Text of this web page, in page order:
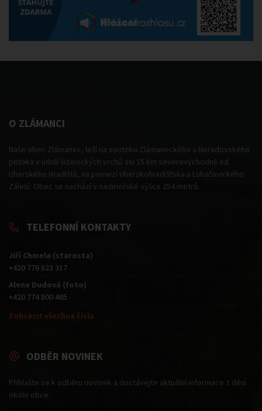
O ZLÁMANCI
Naše obec Zlámanec, leží na soutoku Zlámaneckého a Neradovského
potoka v údolí Vizovických vrchů asi 15 km severovýchodně od
Uherského Hradiště, na pomezí Uherskohradišťska a Luhačovického
Zálesí. Obec se nachází v nadmořské výšce 254 metrů.
TELEFONNÍ KONTAKTY
Jiří Chmela (starosta)
+420 776 823 317
Alena Dudová (foto)
+420 774 800 465
Zobrazit všechna čísla
ODBĚR NOVINEK
Přihlašte se k odběru novinek a dostávejte aktuální informace z dění
okolo obce.